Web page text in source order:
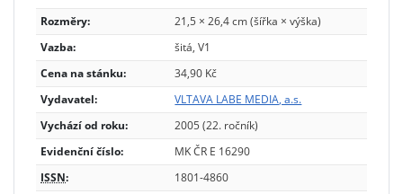
Rozměry:
21,5 × 26,4 cm (šířka × výška)
Vazba:
šitá, V1
Cena na stánku:
34,90 Kč
Vydavatel:
VLTAVA LABE MEDIA, a.s.
Vychází od roku:
2005 (22. ročník)
Evidenční číslo:
MK ČR E 16290
ISSN:
1801-4860